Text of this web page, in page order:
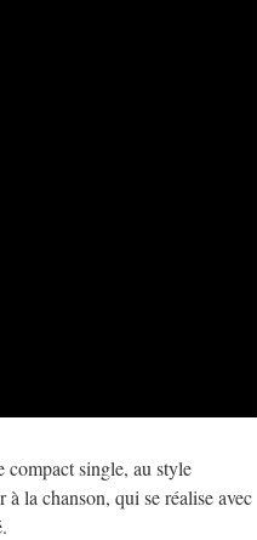
single, au style
la chanson, qui se réalise avec